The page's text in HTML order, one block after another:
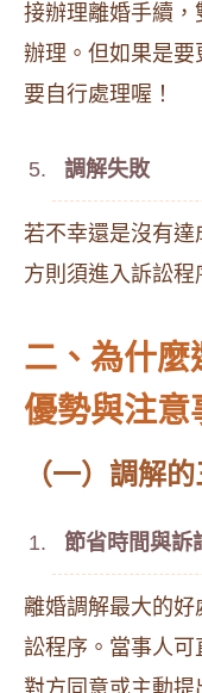
接辦理離婚手續
辦理。但如果是
要自行處理喔！
調解失敗
若不幸還是沒有
方則須進入訴訟程
二、為什麼
優勢與注意
（一）調解
節省時間與訴
離婚調解最大的
訟程序。當事人
對方同意或主動